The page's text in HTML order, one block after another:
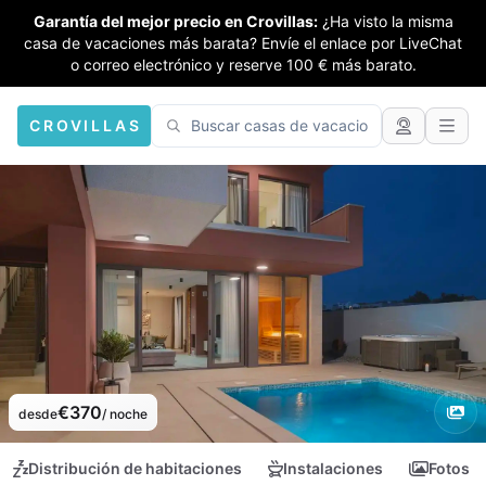
Garantía del mejor precio en Crovillas: ¿Ha visto la misma
casa de vacaciones más barata? Envíe el enlace por LiveChat
o correo electrónico y reserve 100 € más barato.
CROVILLAS
desde€370/ noche
Distribución de habitaciones Instalaciones Fotos